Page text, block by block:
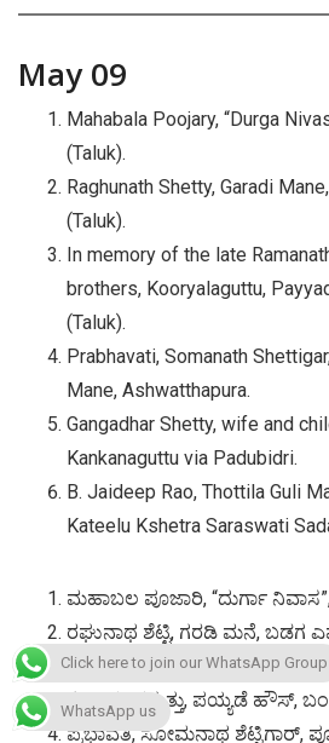
May 09
Mahabala Poojary, “Durga
(Taluk).
Raghunath Shetty, Garadi
(Taluk).
In memory of the late
brothers, Kooryalaguttu,
(Taluk).
Prabhavati, Somanath
Mane, Ashwatthapura.
Gangadhar Shetty, wife and
Kankanaguttu via Padubidri.
B. Jaideep Rao, Thottila Guli
Kateelu Kshetra Saraswati
ಮಹಾಬಲ ಪೂಜಾರಿ, “ದುರ್ಗಾ ನಿವಾಸ”,
ರಘುನಾಥ ಶೆಟ್ಟಿ, ಗರಡಿ ಮನೆ, ಬಡಗ
ದಿ| ರಮಾನಾಥ್ ಯಸ್. ಪಯ್ಯಡೆ ಇವರ
ಕೂರಿಯಾಳಗುತ್ತು, ಪಯ್ಯಡೆ ಹೌಸ್,
ಪ್ರಭಾವತಿ, ಸೋಮನಾಥ ಶೆಟ್ಟಿಗಾರ್,
WhatsApp us
Click here to join our WhatsApp Group